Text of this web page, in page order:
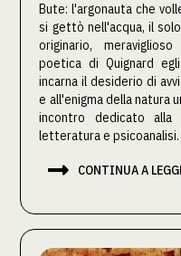
Bute: l'argonauta che
si gettò nell'acqua, il
originario,
poetica di Quignard
incarna il desiderio di
e all'enigma della natura
incontro dedicato
letteratura e psicoanalisi.‍
 CONTINUA A